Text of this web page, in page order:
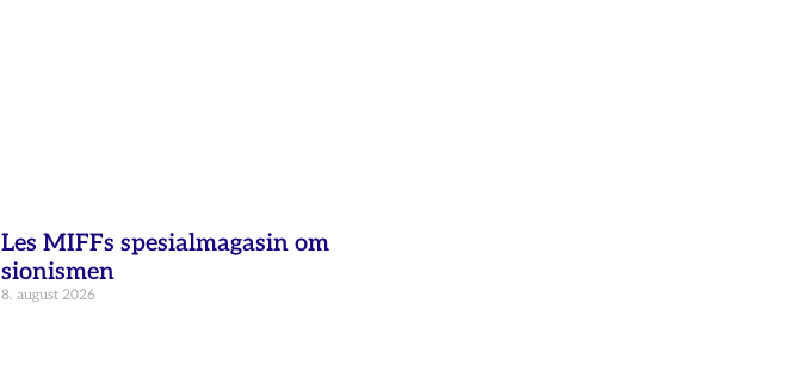
Les MIFFs spesialmagasin om
sionismen
8. august 2026